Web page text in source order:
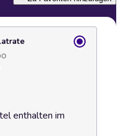
enthalten im